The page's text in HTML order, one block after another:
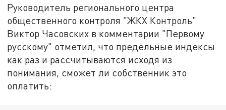
Руководитель регионального центра
общественного контроля "ЖКХ Контроль"
Виктор Часовских в комментарии "Первому
русскому" отметил, что предельные индексы
как раз и рассчитываются исходя из
понимания, сможет ли собственник это
оплатить: